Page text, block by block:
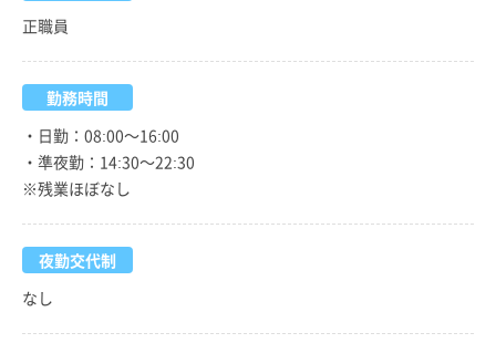
正職員
勤務時間
・日勤：08:00～16:00
・準夜勤：14:30～22:30
※残業ほぼなし
夜勤交代制
なし